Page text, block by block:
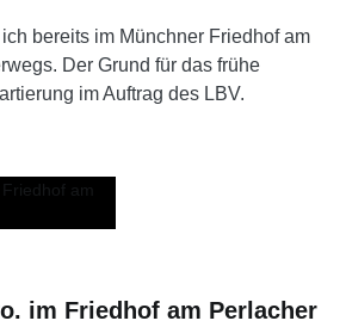
bereits im Münchner Friedhof am
Der Grund für das frühe
im Auftrag des LBV.
im Friedhof am Perlacher